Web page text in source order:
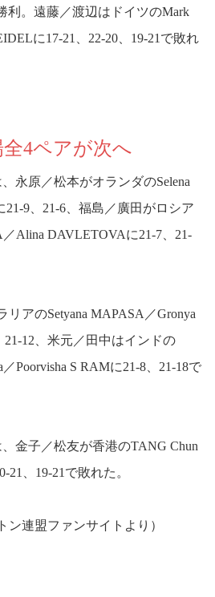
利。遠藤／渡辺はドイツのMark
に17-21、22-20、19-21で敗れ
4ペアが次へ
永原／松本がオランダのSelena
21-9、21-6、福島／廣田がロシア
Alina DAVLETOVAに21-7、21-
アのSetyana MAPASA／Gronya
21-12、米元／田中はインドの
Poorvisha S RAMに21-8、21-18で
金子／松友が香港のTANG Chun
21、19-21で敗れた。
ン連盟ファンサイトより）